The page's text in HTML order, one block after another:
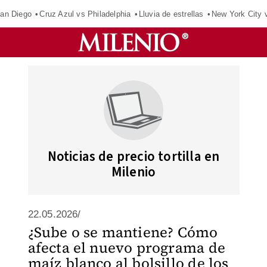
Diego Cruz Azul vs Philadelphia Lluvia de estrellas New York City
Noticias de precio tortilla en
Milenio
22.05.2026/
¿Sube o se mantiene? Cómo
afecta el nuevo programa de